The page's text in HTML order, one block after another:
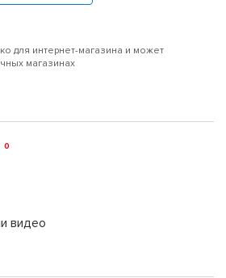
для интернет-магазина и может
магазинах
видео